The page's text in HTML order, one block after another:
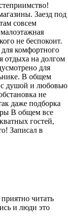
Заезд под
совсем
не беспокоит.
комфортного
отдыха на долгом
для
В общем
с душой и любовью
не
даже подборка
В общем все
гостей,
Записал в
читать
и люди это